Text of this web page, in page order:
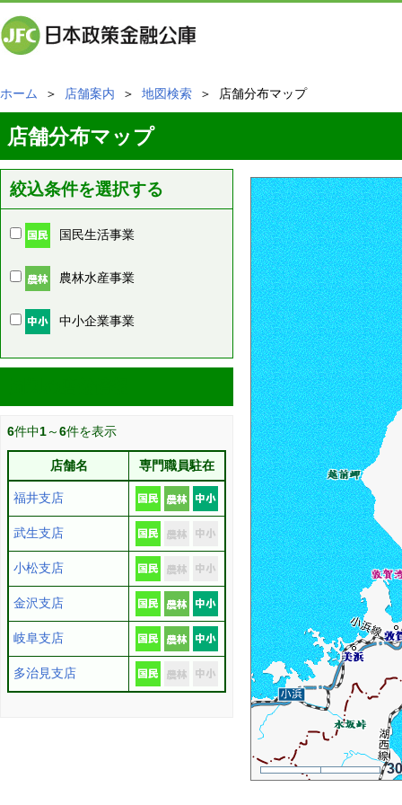
ホーム ＞ 店舗案内 ＞ 地図検索 ＞ 店舗分布マップ
店舗分布マップ
絞込条件を選択する
国民生活事業
農林水産事業
中小企業事業
6件中1～6件を表示
店舗名 専門職員駐在
福井支店
武生支店
小松支店
金沢支店
岐阜支店
多治見支店